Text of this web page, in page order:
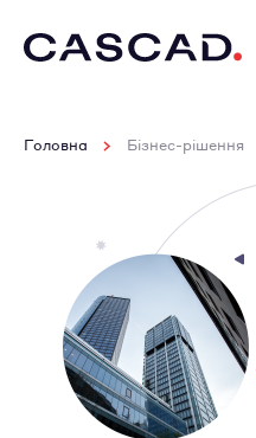
Головна Бізнес-рішення